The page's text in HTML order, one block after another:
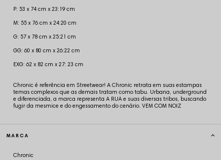
P: 53 x 74 cm x 23:19 cm
M: 55 x 76 cm x 24:20 cm
G: 57 x 78 cm x 25:21 cm
GG: 60 x 80 cm x 26:22 cm
EXG: 62 x 82 cm x 27: 23 cm
Chronic é referência em Streetwear! A Chronic retrata em suas estampas
temas complexos que as demais tratam como tabu. Urbana, underground
e diferenciada, a marca representa A RUA e suas diversas tribos, buscando
fugir da mesmice e do engessamento do cenário. VEM COM NOIZ
MARCA
Chronic